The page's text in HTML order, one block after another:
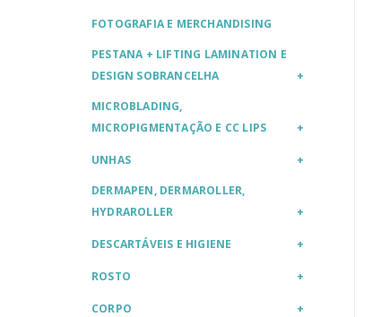
FOTOGRAFIA E MERCHANDISING
PESTANA + LIFTING LAMINATION E
DESIGN SOBRANCELHA
MICROBLADING,
MICROPIGMENTAÇÃO E CC LIPS
UNHAS
DERMAPEN, DERMAROLLER,
HYDRAROLLER
DESCARTÁVEIS E HIGIENE
ROSTO
CORPO